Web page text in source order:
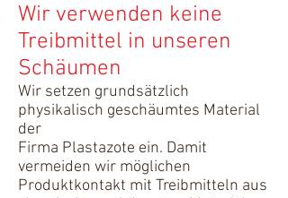
Wir verwenden keine
Treibmittel in unseren
Schäumen
Wir setzen grundsätzlich
physikalisch geschäumtes Material
der
Firma Plastazote ein. Damit
vermeiden wir möglichen
Produktkontakt mit Treibmitteln aus